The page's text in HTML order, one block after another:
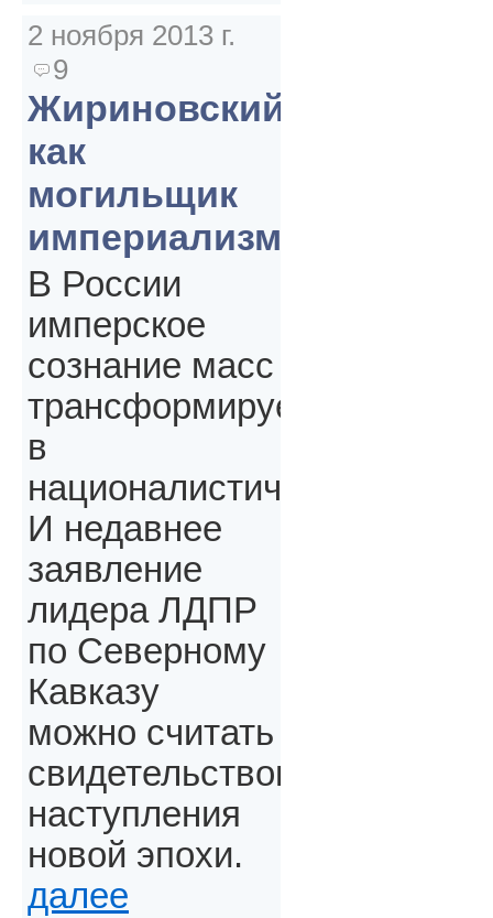
2 ноября 2013 г.
9
Жириновский
как
могильщик
империализма
В России
имперское
сознание масс
трансформируется
в
националистическое.
И недавнее
заявление
лидера ЛДПР
по Северному
Кавказу
можно считать
свидетельством
наступления
новой эпохи.
далее